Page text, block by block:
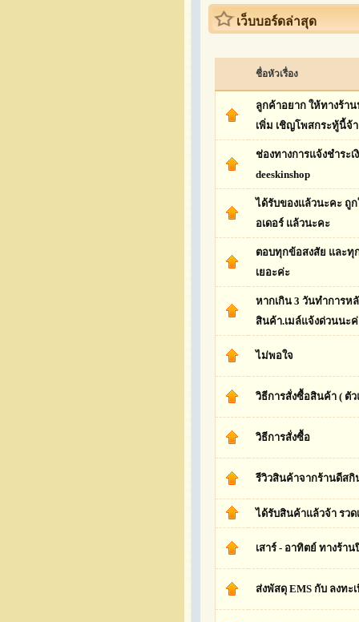
เว็บบอร์ดล่าสุด
ชื่อหัวเรื่อง
ลูกค้าอยาก ให้ทางร้า
เพิ่ม เชิญโพสกระทู้นี้จ้า
ช่องทางการแจ้งชำระ
deeskinshop
ได้รับของแล้วนะคะ ถู
อเดอร์ แล้วนะคะ
ตอบทุกข้อสงสัย และ
เยอะค่ะ
หากเกิน 3 วันทำการห
สินค้า.เมล์แจ้งด่วนนะ
ไม่พอใจ
วิธีการสั่งซื้อสินค้า ( ตั
วิธีการสั่งซื้อ
รีวิวสินค้าจากร้านดีสกิ
ได้รับสินค้าแล้วจ้า รวด
เสาร์ - อาทิตย์ ทางร้า
ส่งพัสดุ EMS กับ ลงทะ